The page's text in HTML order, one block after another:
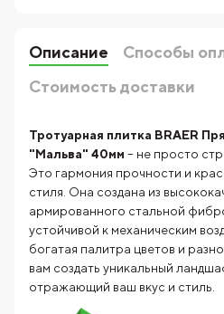
Описание
Способы
Стоимость доставки
Тротуарная плитка BRAER
"Мальва" 40мм – не просто
Это гармония прочности и
стиля. Она создана из
армированного стальной
устойчивой к механическим
богатая палитра цветов и
вам создать уникальный
отражающий ваш вкус и стиль.